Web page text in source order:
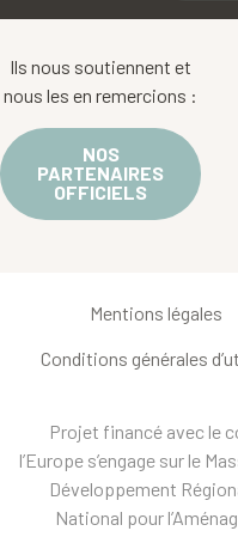
Ils nous soutiennent et
nous les en remercions :
NOS
PARTENAIRES
OFFICIELS
Mentions légales
Conditions générales
Projet financé avec le
l’Europe s’engage sur le
Développement
National pour